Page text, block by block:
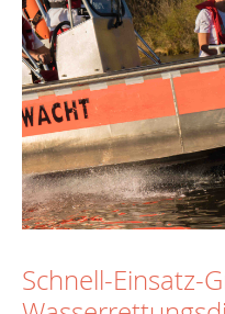
Schnell-Einsatz-